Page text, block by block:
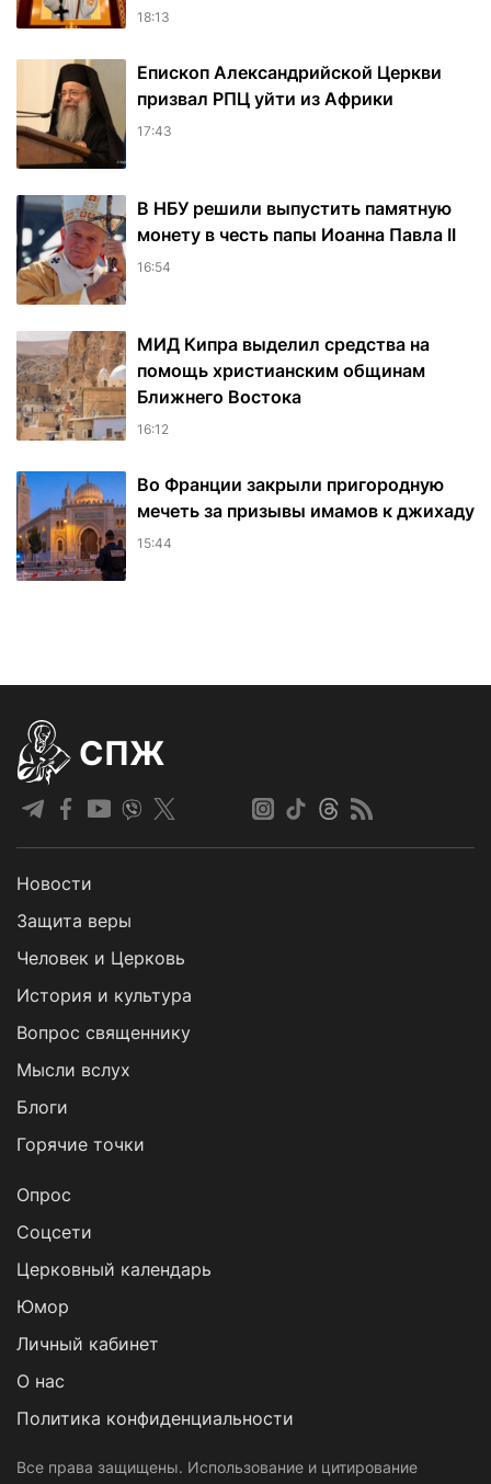
18:13
Епископ Александрийской Церкви
призвал РПЦ уйти из Африки
17:43
В НБУ решили выпустить памятную
монету в честь папы Иоанна Павла II
16:54
МИД Кипра выделил средства на
помощь христианским общинам
Ближнего Востока
16:12
Во Франции закрыли пригородную
мечеть за призывы имамов к джихаду
15:44
СПЖ
Новости
Защита веры
Человек и Церковь
История и культура
Вопрос священнику
Мысли вслух
Блоги
Горячие точки
Опрос
Cоцсети
Церковный календарь
Юмор
Личный кабинет
О нас
Политика конфиденциальности
Все права защищены. Использование и цитирование